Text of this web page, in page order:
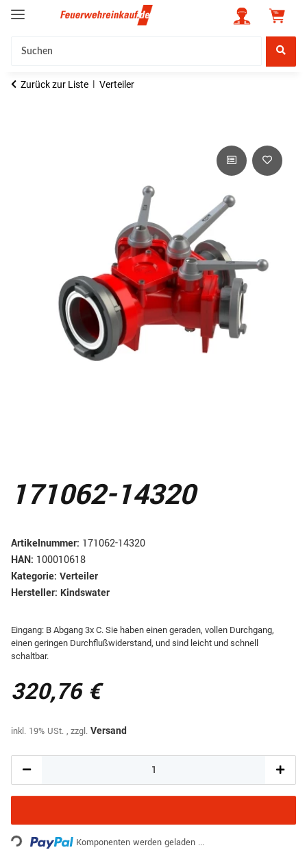
Zurück zur Liste Verteiler
171062-14320
Artikelnummer: 171062-14320
HAN: 100010618
Kategorie: Verteiler
Hersteller: Kindswater
Eingang: B Abgang 3x C. Sie haben einen geraden, vollen Durchgang,
einen geringen Durchflußwiderstand, und sind leicht und schnell
schaltbar.
320,76 €
inkl. 19% USt. , zzgl. Versand
Komponenten werden geladen ...